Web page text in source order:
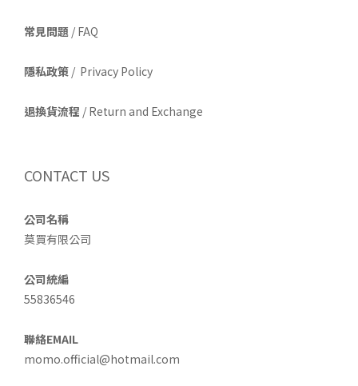
常見問題 / FAQ
隱私政策 / Privacy Policy
退換貨流程 / Return and Exchange
CONTACT US
公司名稱
莫買有限公司
公司統編
55836546
聯絡EMAIL
momo.official@hotmail.com